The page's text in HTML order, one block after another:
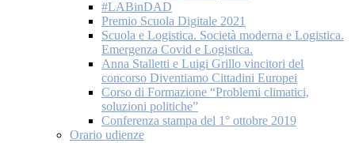
#LABinDAD
Premio Scuola Digitale 2021
Scuola e Logistica. Società moderna e Logistica.
Emergenza Covid e Logistica.
Anna Stalletti e Luigi Grillo vincitori del
concorso Diventiamo Cittadini Europei
Corso di Formazione “Problemi climatici,
soluzioni politiche”
Conferenza stampa del 1° ottobre 2019
Orario udienze